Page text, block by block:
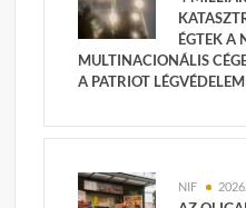
ÉGTEK A
MULTINACIONÁLIS
A PATRIOT
NIF